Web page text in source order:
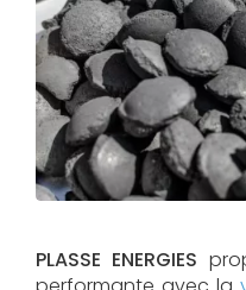
PLASSE ENERGIES